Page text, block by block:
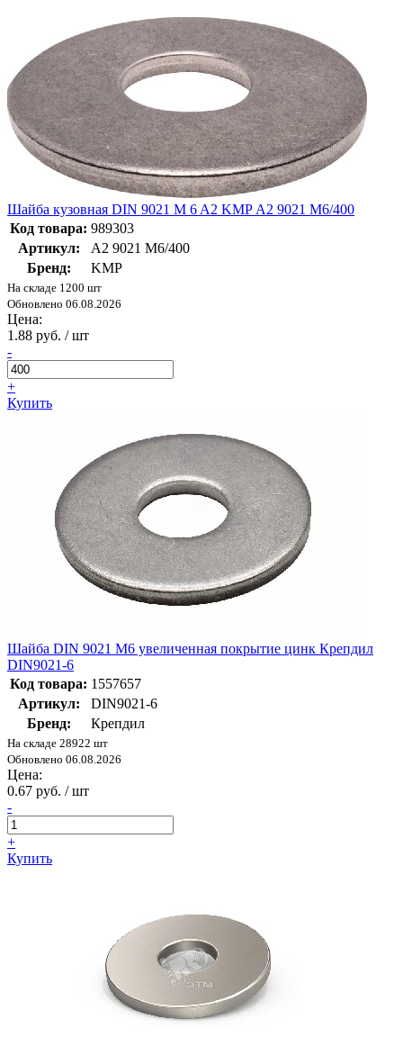
Шайба кузовная DIN 9021 M 6 A2 KMP А2 9021 М6/400
Код товара: 989303
Артикул:
А2 9021 М6/400
Бренд:
KMP
На складе 1200 шт
Обновлено 06.08.2026
Цена:
1.88 руб. / шт
-
+
Купить
Шайба DIN 9021 М6 увеличенная покрытие цинк Крепдил
DIN9021-6
Код товара: 1557657
Артикул:
DIN9021-6
Бренд:
Крепдил
На складе 28922 шт
Обновлено 06.08.2026
Цена:
0.67 руб. / шт
-
+
Купить